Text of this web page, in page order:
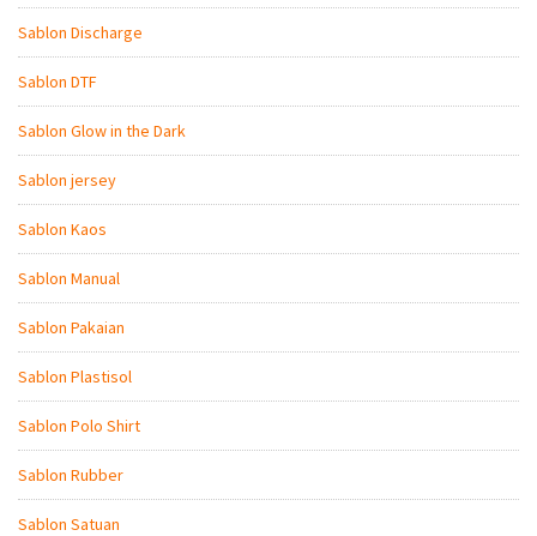
Sablon Discharge
Sablon DTF
Sablon Glow in the Dark
Sablon jersey
Sablon Kaos
Sablon Manual
Sablon Pakaian
Sablon Plastisol
Sablon Polo Shirt
Sablon Rubber
Sablon Satuan